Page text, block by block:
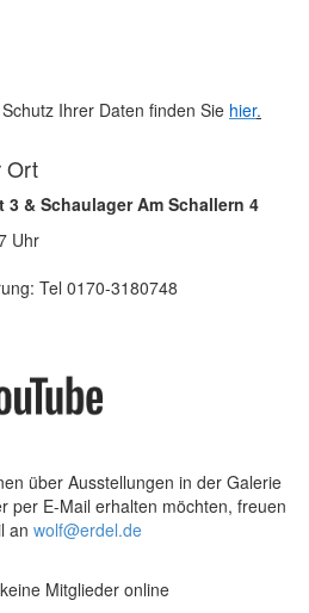
Ihrer Daten finden Sie hier.
Ort
& Schaulager Am Schallern 4
Uhr
Tel 0170-3180748
über Ausstellungen in der Galerie
per E-Mail erhalten möchten, freuen
an wolf@erdel.de
Mitglieder online